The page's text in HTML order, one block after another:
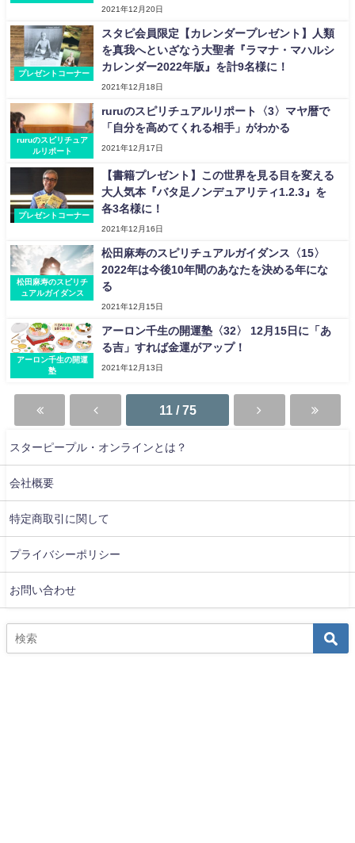
2021年12月20日
プレゼントコーナー
スタピ会員限定【カレンダープレゼント】人類
を真我へといざなう大聖者『ラマナ・マハルシ
カレンダー2022年版』を計9名様に！
2021年12月18日
ruruのスピリチュア
ルリポート
ruruのスピリチュアルリポート〈3〉マヤ暦で
「自分を高めてくれる相手」がわかる
2021年12月17日
プレゼントコーナー
【書籍プレゼント】この世界を見る目を変える
大人気本『バタ足ノンデュアリティ1.2.3』を
各3名様に！
2021年12月16日
松田麻寿のスピリチ
ュアルガイダンス
松田麻寿のスピリチュアルガイダンス〈15〉
2022年は今後10年間のあなたを決める年にな
る
2021年12月15日
アーロン千生の開運
塾
アーロン千生の開運塾〈32〉 12月15日に「あ
る吉」すれば金運がアップ！
2021年12月13日
11 / 75
スターピープル・オンラインとは？
会社概要
特定商取引に関して
プライバシーポリシー
お問い合わせ